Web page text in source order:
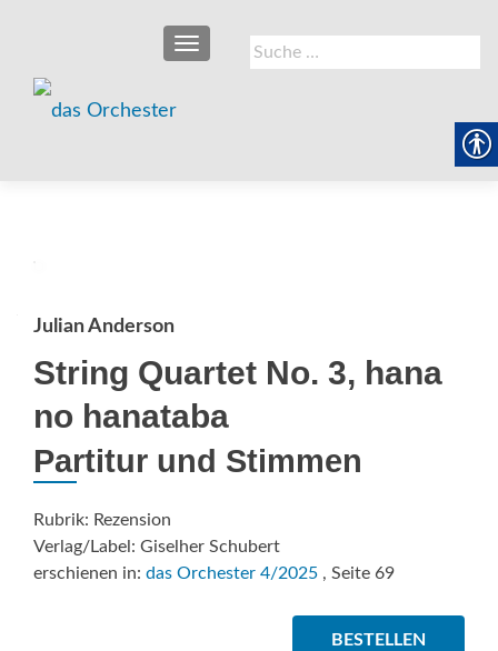
Suche
nach:
SCHALTE NAVIGATION
Julian Anderson
String Quartet No. 3, hana
no hanataba
Partitur und Stimmen
Rubrik: Rezension
Verlag/Label: Giselher Schubert
erschienen in: das Orchester 4/2025 , Seite 69
BESTELLEN